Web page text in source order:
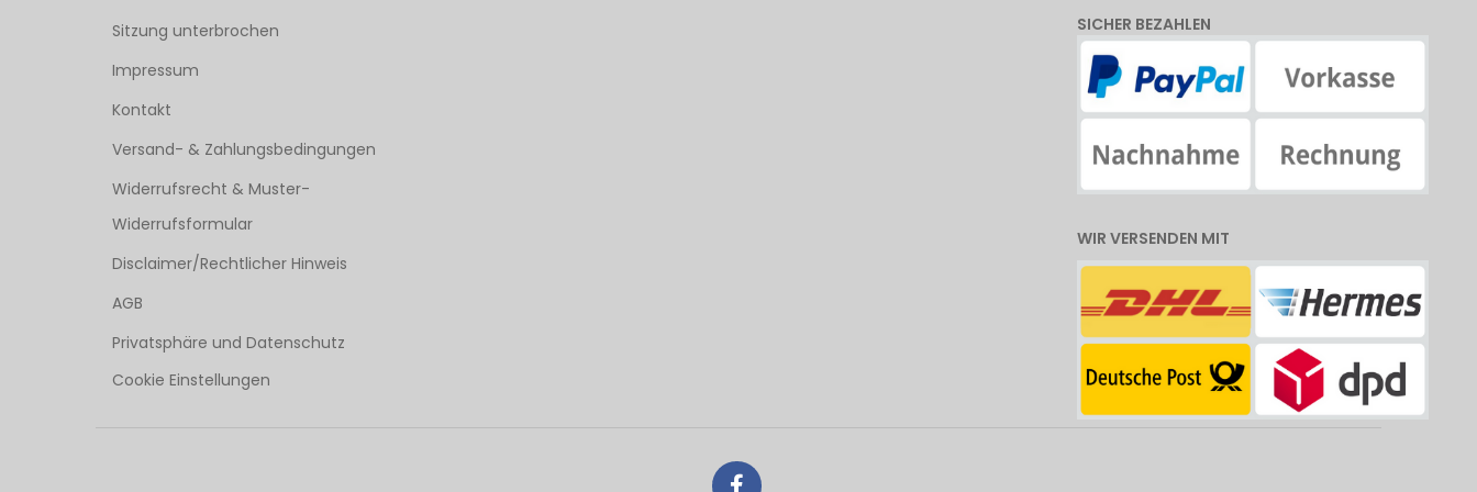
Sitzung unterbrochen
Impressum
Kontakt
Versand- & Zahlungsbedingungen
Widerrufsrecht & Muster-
Widerrufsformular
Disclaimer/Rechtlicher Hinweis
AGB
Privatsphäre und Datenschutz
Cookie Einstellungen
SICHER BEZAHLEN
WIR VERSENDEN MIT